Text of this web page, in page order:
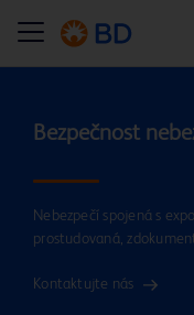
Nebezpečí spojená s
prostudovaná,
Kontaktujte nás